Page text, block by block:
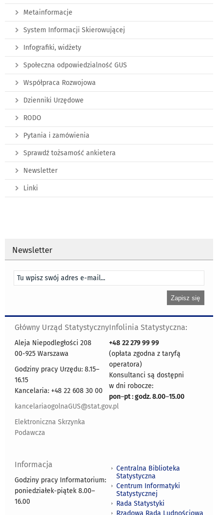
Metainformacje
System Informacji Skierowującej
Infografiki, widżety
Społeczna odpowiedzialność GUS
Współpraca Rozwojowa
Dzienniki Urzędowe
RODO
Pytania i zamówienia
Sprawdź tożsamość ankietera
Newsletter
Linki
Newsletter
Główny Urząd Statystyczny
Aleja Niepodległości 208
00-925 Warszawa
Godziny pracy Urzędu: 8.15–
16.15
Kancelaria: +48 22 608 30 00
kancelariaogolnaGUS@stat.gov.pl
Elektroniczna Skrzynka
Podawcza
Infolinia Statystyczna:
+48 22 279 99 99
(opłata zgodna z taryfą
operatora)
Konsultanci są dostępni
w dni robocze:
pon–pt : godz. 8.00–15.00
Informacja
Godziny pracy Informatorium:
poniedziałek-piątek 8.00–
16.00
Centralna Biblioteka
Statystyczna
Centrum Informatyki
Statystycznej
Rada Statystyki
Rządowa Rada Ludnościowa